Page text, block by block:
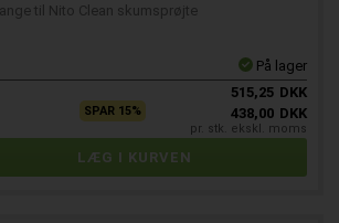
til Nito Clean skumsprøjte
På lager
515,25 DKK
SPAR 15% 438,00 DKK
pr. stk. ekskl. moms